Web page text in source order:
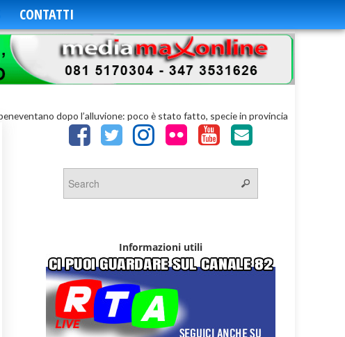
CONTATTI
dopo l’alluvione: poco è stato fatto, specie in provincia
Informazioni utili